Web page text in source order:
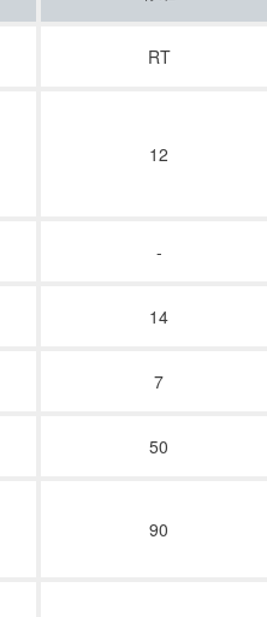
RT
12
-
14
7
50
90